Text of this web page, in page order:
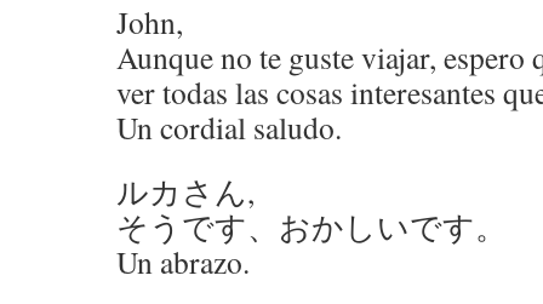
John,
Aunque no te guste viajar, espero
ver todas las cosas interesantes
Un cordial saludo.
ルカさん,
そうです、おかしいです。
Un abrazo.